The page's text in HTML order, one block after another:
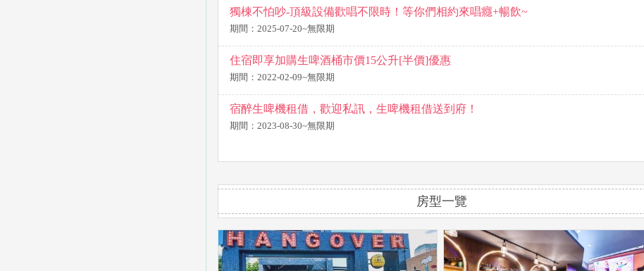
獨棟不怕吵-頂級設備歡唱不限時！等你們相約來唱癮+暢飲~
期間：2025-07-20~無限期
住宿即享加購生啤酒桶市價15公升[半價]優惠
期間：2022-02-09~無限期
宿醉生啤機租借，歡迎私訊，生啤機租借送到府！
期間：2023-08-30~無限期
房型一覽